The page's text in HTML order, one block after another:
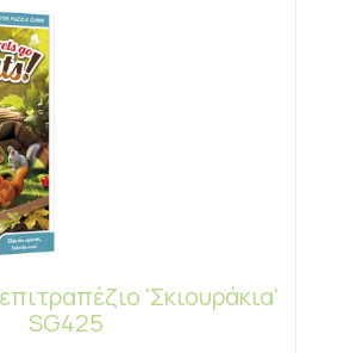
'Σκιουράκια'
SG425